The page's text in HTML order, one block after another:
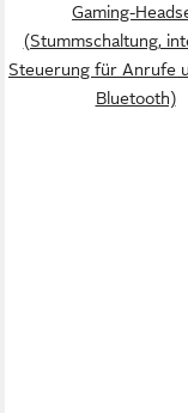
Gaming-
(Stummschaltung,
Steuerung für Anrufe
Bluetooth)